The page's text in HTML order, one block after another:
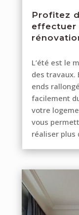
Profitez
effectuer
L’été est le
des travaux.
ends
facilement
votre
vous
réaliser plus